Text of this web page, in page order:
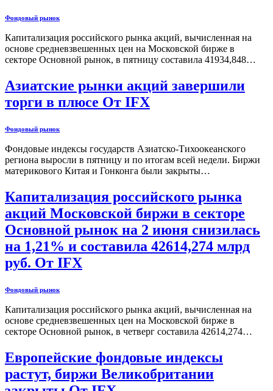
Фондовый рынок
Капитализация российского рынка акций, вычисленная на
основе средневзвешенных цен на Московской бирже в
секторе Основной рынок, в пятницу составила 41934,848…
Азиатские рынки акций завершили
торги в плюсе От IFX
Фондовый рынок
Фондовые индексы государств Азиатско-Тихоокеанского
региона выросли в пятницу и по итогам всей недели. Биржи
материкового Китая и Гонконга были закрыты…
Капитализация российского рынка
акций Московской биржи в секторе
Основной рынок на 2 июня снизилась
на 1,21% и составила 42614,274 млрд
руб. От IFX
Фондовый рынок
Капитализация российского рынка акций, вычисленная на
основе средневзвешенных цен на Московской бирже в
секторе Основной рынок, в четверг составила 42614,274…
Европейские фондовые индексы
растут, биржи Великобритании